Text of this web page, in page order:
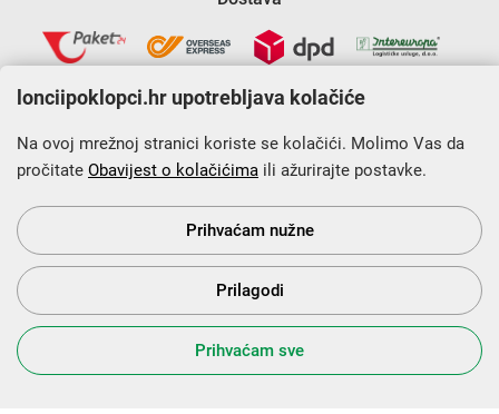
Krajnji primatelj financijskog instrumenta sufinanciranog iz
Europskog fonda za regionalni razvoj u sklopu Operativnog
programa „Konkurentnost i kohezija”.
s Vama od 2014. godine!
lonciipoklopci.hr upotrebljava kolačiće
Na ovoj mrežnoj stranici koriste se kolačići. Molimo Vas da
pročitate Obavijest o kolačićima ili ažurirajte postavke.
Prihvaćam nužne
Prilagodi
Prihvaćam sve